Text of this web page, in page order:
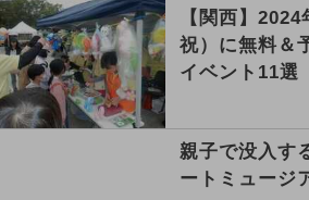
【関西】
祝）に無料＆
イベント11選
親子で没入す
ートミュージ